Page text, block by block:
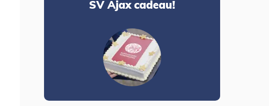
SV Ajax cadeau!